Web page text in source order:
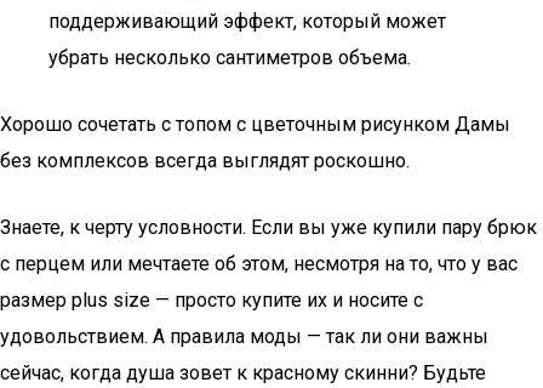
поддерживающий эффект, который может
убрать несколько сантиметров объема.
Хорошо сочетать с топом с цветочным рисунком Дамы
без комплексов всегда выглядят роскошно.
Знаете, к черту условности. Если вы уже купили пару брюк
с перцем или мечтаете об этом, несмотря на то, что у вас
размер plus size — просто купите их и носите с
удовольствием. А правила моды — так ли они важны
сейчас, когда душа зовет к красному скинни? Будьте